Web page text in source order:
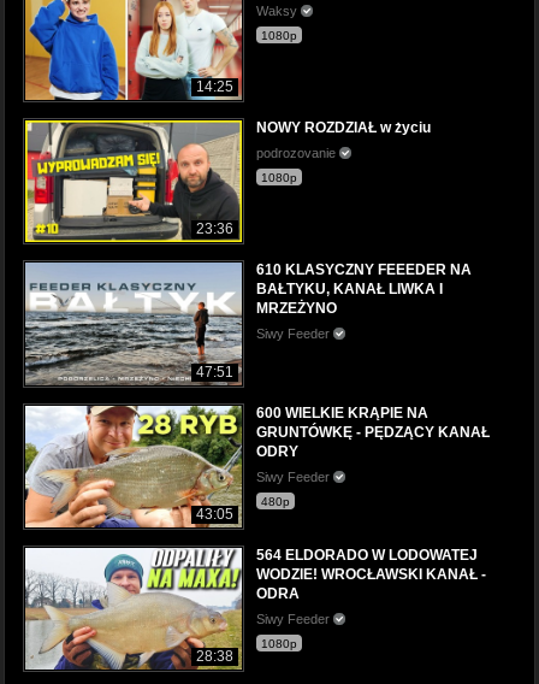
14:25
Waksy
1080p
23:36
NOWY ROZDZIAŁ w życiu
podrozovanie
1080p
47:51
610 KLASYCZNY FEEEDER NA
BAŁTYKU, KANAŁ LIWKA I
MRZEŻYNO
Siwy Feeder
43:05
600 WIELKIE KRĄPIE NA
GRUNTÓWKĘ - PĘDZĄCY KANAŁ
ODRY
Siwy Feeder
480p
28:38
564 ELDORADO W LODOWATEJ
WODZIE! WROCŁAWSKI KANAŁ -
ODRA
Siwy Feeder
1080p